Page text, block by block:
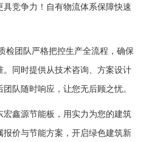
竞争力！自有物流体系保障快速
检团队严格把控生产全流程，确保
同时提供从技术咨询、方案设计
队随时响应，让您无后顾之忧。
宏鑫源节能板，用实力为您的建筑
价与节能方案，开启绿色建筑新